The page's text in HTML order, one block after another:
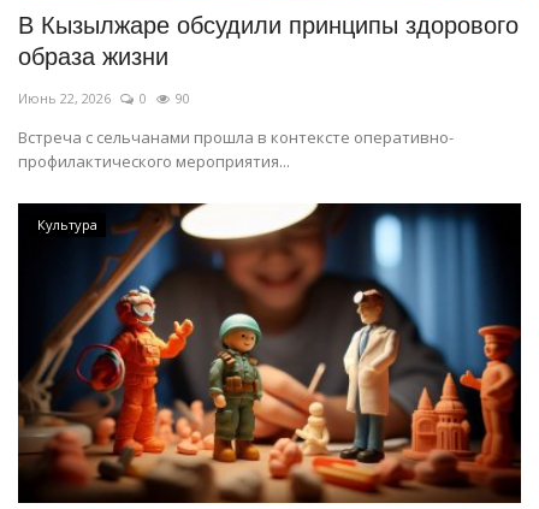
В Кызылжаре обсудили принципы здорового
образа жизни
Июнь 22, 2026 0 90
Встреча с сельчанами прошла в контексте оперативно-
профилактического мероприятия...
Культура